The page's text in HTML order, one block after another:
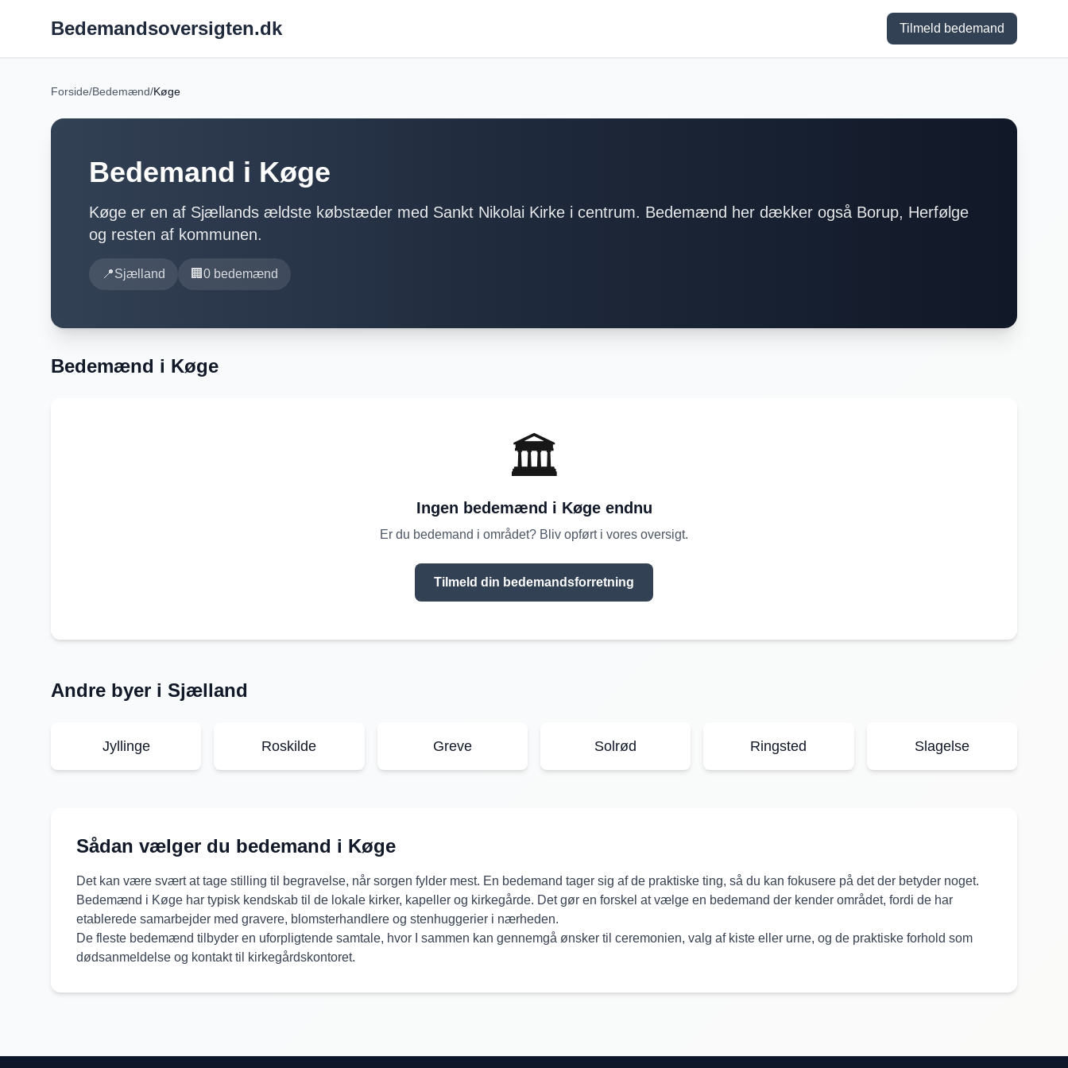
Bedemandsoversigten.dk Tilmeld bedemand
Forside/Bedemænd/Køge
Bedemand i Køge
Køge er en af Sjællands ældste købstæder med Sankt Nikolai Kirke i centrum. Bedemænd her dækker også Borup, Herfølge
og resten af kommunen.
📍Sjælland 🏢 0 bedemænd
Bedemænd i Køge
🏛️
Ingen bedemænd i Køgeendnu
Er du bedemand i området? Bliv opført i vores oversigt.
Tilmeld din bedemandsforretning
Andre byer i Sjælland
Jyllinge Roskilde Greve Solrød Ringsted Slagelse
Sådan vælger du bedemand i Køge
Det kan være svært at tage stilling til begravelse, når sorgen fylder mest. En bedemand tager sig af de praktiske ting, så du kan fokusere på det der betyder noget.
Bedemænd i Køge har typisk kendskab til de lokale kirker, kapeller og kirkegårde. Det gør en forskel at vælge en bedemand der kender området, fordi de har
etablerede samarbejder med gravere, blomsterhandlere og stenhuggerier i nærheden.
De fleste bedemænd tilbyder en uforpligtende samtale, hvor I sammen kan gennemgå ønsker til ceremonien, valg af kiste eller urne, og de praktiske forhold som
dødsanmeldelse og kontakt til kirkegårdskontoret.